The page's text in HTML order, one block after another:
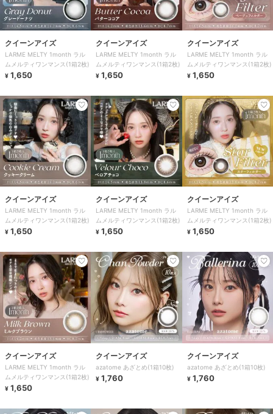
クイーンアイズ
LARME MELTY 1month ラル
ムメルティワンマンス(1箱2枚)
¥ 1,650
クイーンアイズ
LARME MELTY 1month ラル
ムメルティワンマンス(1箱2枚)
¥ 1,650
クイーンアイズ
LARME MELTY 1month ラル
ムメルティワンマンス(1箱2枚)
¥ 1,650
クイーンアイズ
LARME MELTY 1month ラル
ムメルティワンマンス(1箱2枚)
¥ 1,650
クイーンアイズ
LARME MELTY 1month ラル
ムメルティワンマンス(1箱2枚)
¥ 1,650
クイーンアイズ
LARME MELTY 1month ラル
ムメルティワンマンス(1箱2枚)
¥ 1,650
クイーンアイズ
LARME MELTY 1month ラル
ムメルティワンマンス(1箱2枚)
¥ 1,650
クイーンアイズ
azatome あざとめ(1箱10枚)
¥ 1,760
クイーンアイズ
azatome あざとめ(1箱10枚)
¥ 1,760